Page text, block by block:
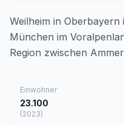
Weilheim in Oberbayern
München im
Region zwischen
Einwohner
23.100
(2023)